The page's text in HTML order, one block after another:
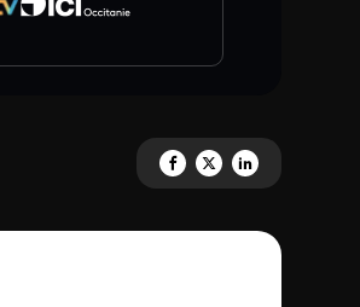
Partagez 'Tour d’orchestre(s)
Partagez 'Tour
Partagez 'Tour